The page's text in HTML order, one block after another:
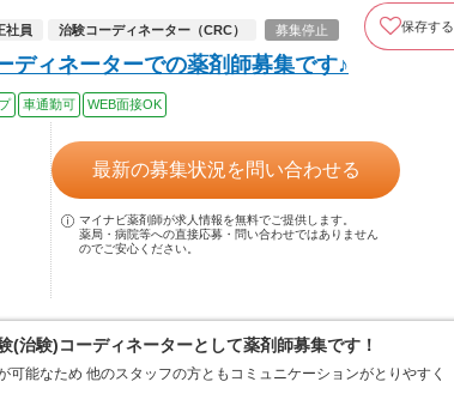
社員 治験コーディネーター（CRC） 募集停止 保存する
ディネーターでの薬剤師募集です♪
車通勤可 WEB面接OK
最新の募集状況を問い合わせる
マイナビ薬剤師が求人情報を無料でご提供します。
薬局・病院等への直接応募・問い合わせではありません
のでご安心ください。
験)コーディネーターとして薬剤師募集です！
能なため 他のスタッフの方ともコミュニケーションがとりやすく